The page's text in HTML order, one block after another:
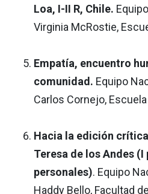
Loa, I-II R, Chile.
Virginia McRostie,
Empatía, encuentro
comunidad. Equipo
Carlos Cornejo,
Hacia la edición
Teresa de los Andes
personales). Equipo
Haddy Bello, Facultad